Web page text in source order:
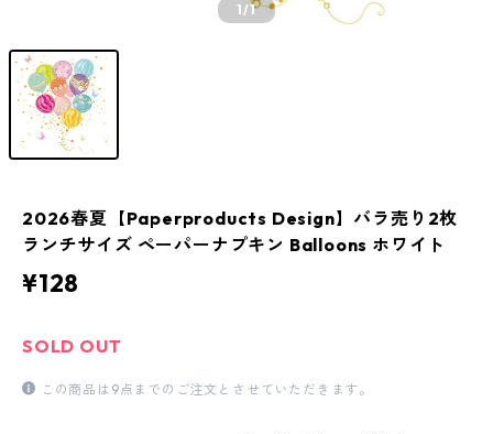
1/1
2026春夏【Paperproducts Design】バラ売り2枚
ランチサイズ ペーパーナプキン Balloons ホワイト
¥128
SOLD OUT
この商品は9点までのご注文とさせていただきます。